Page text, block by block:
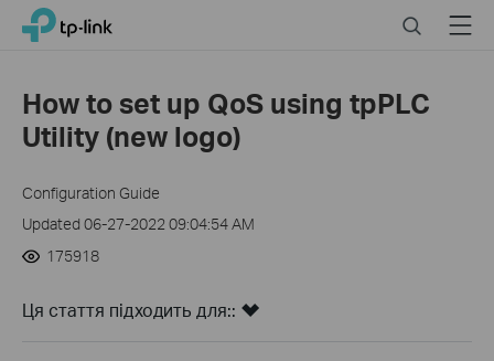
Click
navigation
TP-Link, Reliably Smart SearchMenu
How to set up QoS using tpPLC
Utility (new logo)
Configuration Guide
Updated 06-27-2022 09:04:54 AM
175918
Ця стаття підходить для::